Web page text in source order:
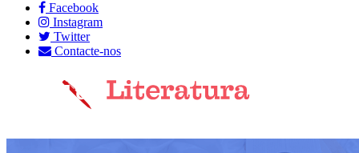
Facebook
Instagram
Twitter
Contacte-nos